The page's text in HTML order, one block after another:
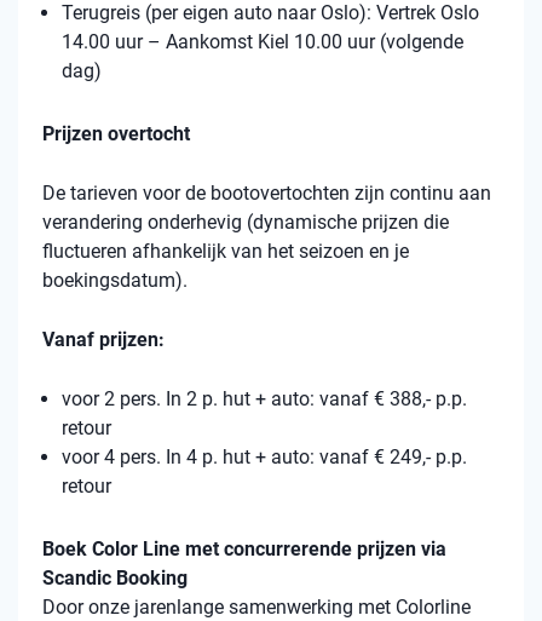
Terugreis (per eigen auto naar Oslo): Vertrek Oslo
14.00 uur – Aankomst Kiel 10.00 uur (volgende
dag)
Prijzen overtocht
De tarieven voor de bootovertochten zijn continu aan
verandering onderhevig (dynamische prijzen die
fluctueren afhankelijk van het seizoen en je
boekingsdatum).
Vanaf prijzen:
voor 2 pers. In 2 p. hut + auto: vanaf € 388,- p.p.
retour
voor 4 pers. In 4 p. hut + auto: vanaf € 249,- p.p.
retour
Boek Color Line met concurrerende prijzen via
Scandic Booking
Door onze jarenlange samenwerking met Colorline